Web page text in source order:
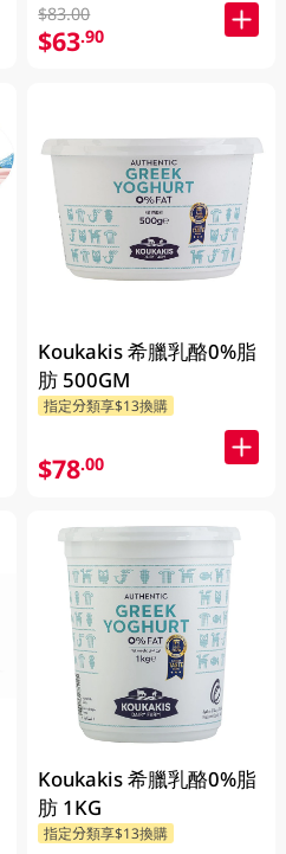
$83.00
$63.90
Koukakis 希臘乳酪0%脂
肪 500GM
指定分類享$13換購
$78.00
Koukakis 希臘乳酪0%脂
肪 1KG
指定分類享$13換購